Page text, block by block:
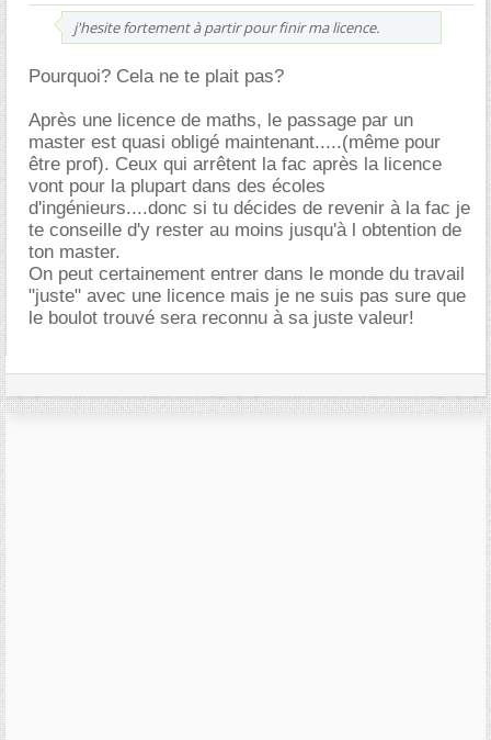
j'hesite fortement à partir pour finir ma licence.
Pourquoi? Cela ne te plait pas?
Après une licence de maths, le passage par un
master est quasi obligé maintenant.....(même pour
être prof). Ceux qui arrêtent la fac après la licence
vont pour la plupart dans des écoles
d'ingénieurs....donc si tu décides de revenir à la fac je
te conseille d'y rester au moins jusqu'à l obtention de
ton master.
On peut certainement entrer dans le monde du travail
"juste" avec une licence mais je ne suis pas sure que
le boulot trouvé sera reconnu à sa juste valeur!